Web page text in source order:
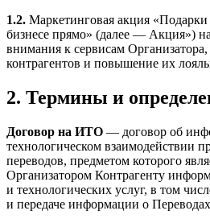
1.2. Маркетинговая акция
бизнесе прямо» (далее — Акция»)
внимания к сервисам Организатора,
контрагентов и повышение их
2. Термины и
Договор на ИТО — договор об
технологическом взаимодействии
переводов, предметом которого
Организатором Контрагенту
и технологических услуг, в том
и передаче информации о